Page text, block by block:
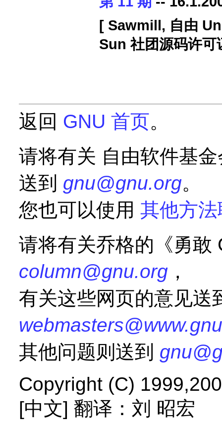
[ Sawmill, 自由
Sun 社团源码许可
返回 GNU 首页。
请将有关 自由软件基
送到 gnu@gnu.org。
您也可以使用 其他方
请将有关乔格的《勇敢
column@gnu.org，
有关这些网页的意见送
其他问题则送到
Copyright (C)
[中文] 翻译：刘 昭宏